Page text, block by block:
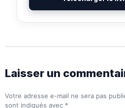
Laisser un
Votre adresse e-mail ne sera pas
sont indiqués avec *